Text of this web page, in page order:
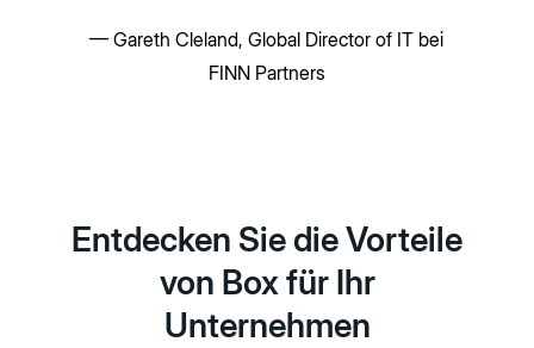
— Gareth Cleland, Global Director of IT bei
FINN Partners
Entdecken Sie die Vorteile
von Box für Ihr
Unternehmen